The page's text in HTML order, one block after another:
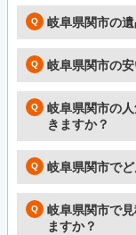
岐阜県関市の
岐阜県関市の
岐阜県関市の
きますか？
岐阜県関市で
岐阜県関市で
ますか？